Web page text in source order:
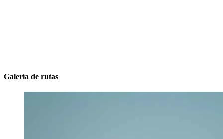
Galería de rutas